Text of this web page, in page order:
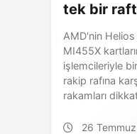
tek bir
AMD'nin
MI455X
işlemcileriyle
rakip rafına
rakamları
26